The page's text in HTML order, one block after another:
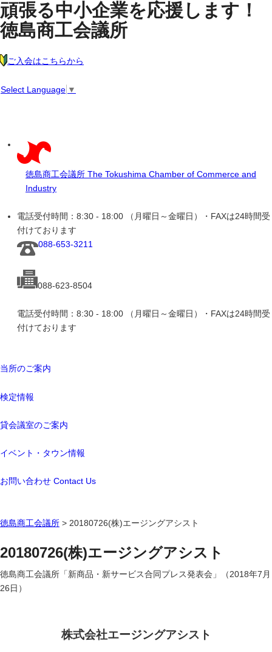
頑張る中小企業を応援します！
徳島商工会議所
ご入会はこちらから
Select Language ▼
徳島商工会議所 The Tokushima Chamber of Commerce and
Industry
電話受付時間：8:30 - 18:00 （月曜日～金曜日）・FAXは24時間受
付けております
088-653-3211
088-623-8504
電話受付時間：8:30 - 18:00 （月曜日～金曜日）・FAXは24時間受
付けております
当所のご案内
検定情報
貸会議室のご案内
イベント・タウン情報
お問い合わせ Contact Us
徳島商工会議所 > 20180726(株)エージングアシスト
20180726(株)エージングアシスト
徳島商工会議所「新商品・新サービス合同プレス発表会」（2018年7月
26日）
株式会社エージングアシスト